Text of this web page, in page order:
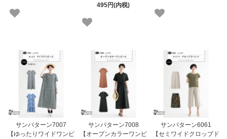
495円(内税)
サンパターン7007
【ゆったりワイドワンピ
サンパターン7008
【オープンカラーワンピ
サンパターン6061
【セミワイドクロップド